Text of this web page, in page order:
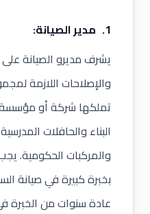
1. مدير الصيانة:
يشرف مديرو الصيانة على
والإصلاحات اللازمة
تملكها شركة أو
البناء والحافلات
والمركبات الحكومية.
بخبرة كبيرة في صيانة
عادة سنوات من الخبرة